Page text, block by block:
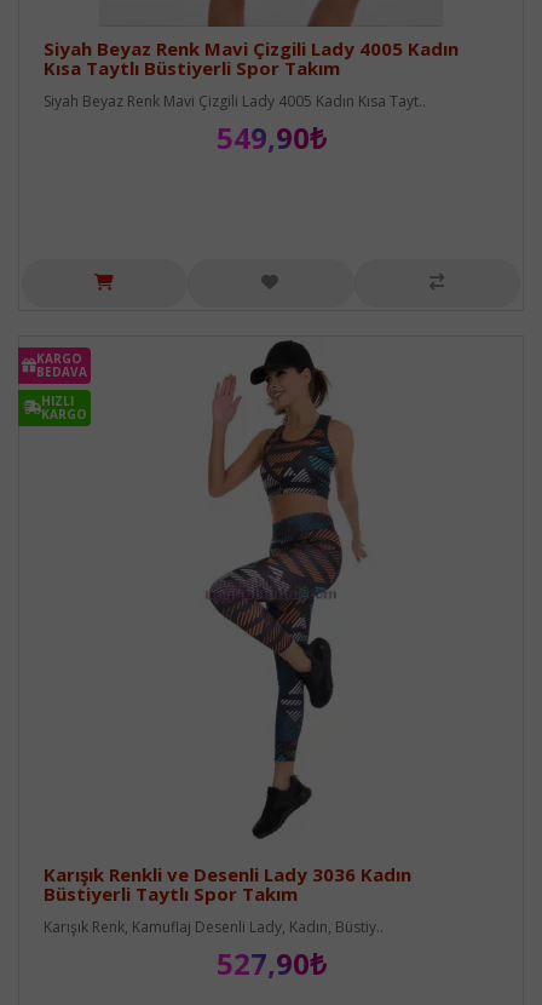
Siyah Beyaz Renk Mavi Çizgili Lady 4005 Kadın
Kısa Taytlı Büstiyerli Spor Takım
Siyah Beyaz Renk Mavi Çizgili Lady 4005 Kadın Kısa Tayt..
549,90₺
KARGO
BEDAVA
HIZLI
KARGO
Karışık Renkli ve Desenli Lady 3036 Kadın
Büstiyerli Taytlı Spor Takım
Karışık Renk, Kamuflaj Desenli Lady, Kadın, Büstiy..
527,90₺